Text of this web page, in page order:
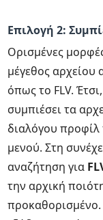
Επιλογή 2:
Ορισμένες
μέγεθος αρχείου
όπως το FLV.
συμπιέσει τα
διαλόγου
μενού. Στη
αναζήτηση για
την αρχική
προκαθορισμένο.